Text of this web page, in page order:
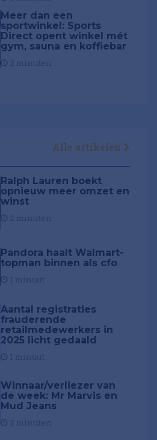
Meer dan een
sportwinkel: Sports
Direct opent winkel mét
gym, sauna en koffiebar
Alle artikelen
Ralph Lauren boekt
opnieuw meer omzet en
winst
Pandora haalt Walmart-
topman binnen als cfo
Aantal registraties
frauderende
retailmedewerkers in
2025 licht gedaald
Winnaar/verliezer van
de week: Mr Marvis en
Mud Jeans